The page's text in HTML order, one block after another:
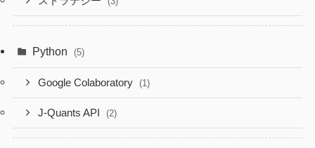
Python (5)
Google Colaboratory (1)
J-Quants API (2)